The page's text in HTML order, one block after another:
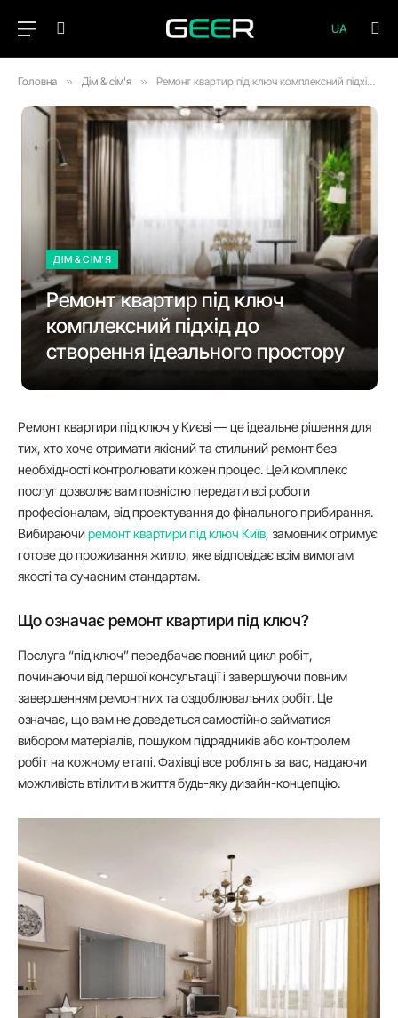
UA
Головна » Дім & сім'я » Ремонт квартир під ключ комплексний підхід до створення ідеального простору
ДІМ & СІМ'Я
Ремонт квартир під ключ
комплексний підхід до
створення ідеального простору
Ремонт квартири під ключ у Києві — це ідеальне рішення для
тих, хто хоче отримати якісний та стильний ремонт без
необхідності контролювати кожен процес. Цей комплекс
послуг дозволяє вам повністю передати всі роботи
професіоналам, від проектування до фінального прибирання.
Вибираючиремонт квартири під ключ Київ, замовник отримує
готове до проживання житло, яке відповідає всім вимогам
якості та сучасним стандартам.
Що означає ремонт квартири під ключ?
Послуга “під ключ” передбачає повний цикл робіт,
починаючи від першої консультації і завершуючи повним
завершенням ремонтних та оздоблювальних робіт. Це
означає, що вам не доведеться самостійно займатися
вибором матеріалів, пошуком підрядників або контролем
робіт на кожному етапі. Фахівці все роблять за вас, надаючи
можливість втілити в життя будь-яку дизайн-концепцію.